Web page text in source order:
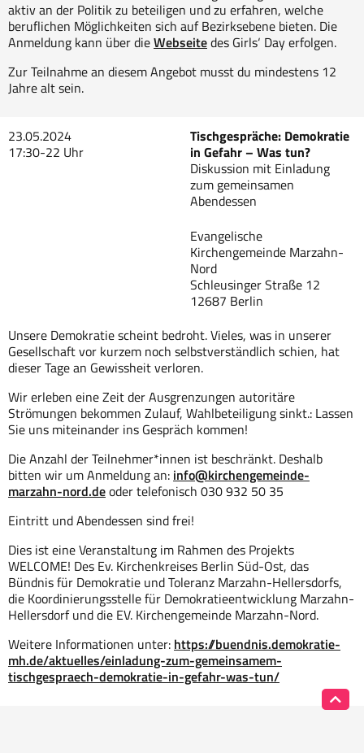
aktiv an der Politik zu beteiligen und zu erfahren, welche
beruflichen Möglichkeiten sich auf Bezirksebene bieten. Die
Anmeldung kann über dieWebseitedes Girls‘ Day erfolgen.
Zur Teilnahme an diesem Angebot musst du mindestens 12
Jahre alt sein.
23.05.2024
17:30-22 Uhr
Tischgespräche: Demokratie
in Gefahr – Was tun?
Diskussion mit Einladung
zum gemeinsamen
Abendessen
Evangelische
Kirchengemeinde Marzahn-
Nord
Schleusinger Straße 12
12687 Berlin
Unsere Demokratie scheint bedroht. Vieles, was in unserer
Gesellschaft vor kurzem noch selbstverständlich schien, hat
dieser Tage an Gewissheit verloren.
Wir erleben eine Zeit der Ausgrenzungen autoritäre
Strömungen bekommen Zulauf, Wahlbeteiligung sinkt.: Lassen
Sie uns miteinander ins Gespräch kommen!
Die Anzahl der Teilnehmer*innen ist beschränkt. Deshalb
bitten wir um Anmeldung an: info@kirchengemeinde-
marzahn-nord.deoder telefonisch 030 932 50 35
Eintritt und Abendessen sind frei!
Dies ist eine Veranstaltung im Rahmen des Projekts
WELCOME! Des Ev. Kirchenkreises Berlin Süd-Ost, das
Bündnis für Demokratie und Toleranz Marzahn-Hellersdorfs,
die Koordinierungsstelle für Demokratieentwicklung Marzahn-
Hellersdorf und die EV. Kirchengemeinde Marzahn-Nord.
Weitere Informationen unter: https://buendnis.demokratie-
mh.de/aktuelles/einladung-zum-gemeinsamem-
tischgespraech-demokratie-in-gefahr-was-tun/